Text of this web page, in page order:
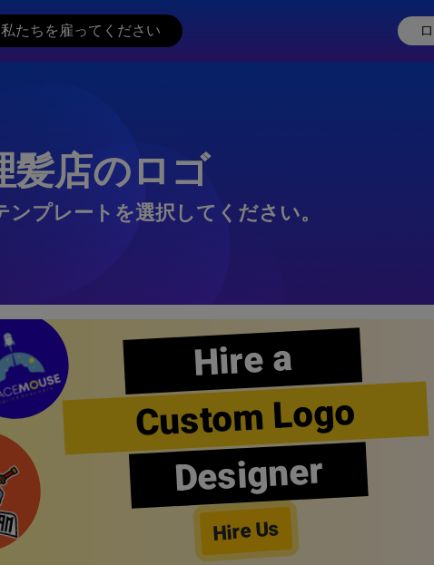
私たちを雇ってください
髪店のロゴ
ンプレートを選択してください。
Hire a
Custom Logo
Designer
Hire Us